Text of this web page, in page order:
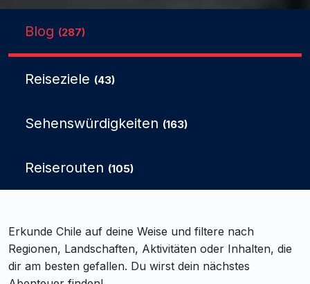
Blog (287)
Reiseziele (43)
Sehenswürdigkeiten (163)
Reiserouten (105)
Erkunde Chile auf deine Weise und filtere nach
Regionen, Landschaften, Aktivitäten oder Inhalten, die
dir am besten gefallen. Du wirst dein nächstes